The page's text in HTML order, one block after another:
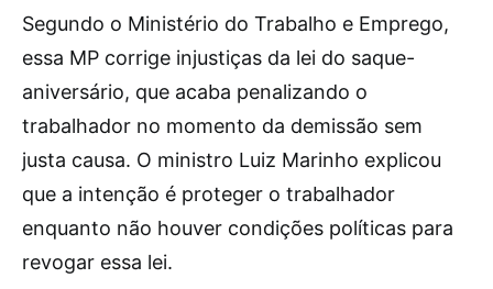
Segundo o Ministério do Trabalho e Emprego,
essa MP corrige injustiças da lei do saque-
aniversário, que acaba penalizando o
trabalhador no momento da demissão sem
justa causa. O ministro Luiz Marinho explicou
que a intenção é proteger o trabalhador
enquanto não houver condições políticas para
revogar essa lei.